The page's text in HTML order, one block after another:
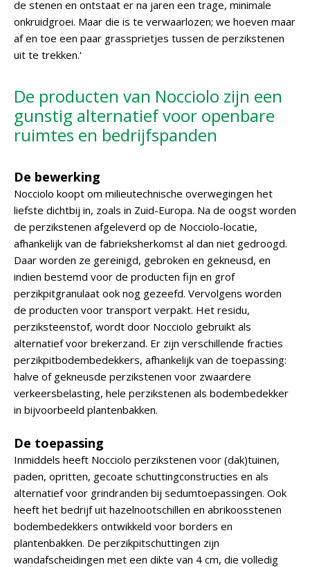
de stenen en ontstaat er na jaren een trage, minimale
onkruidgroei. Maar die is te verwaarlozen; we hoeven maar
af en toe een paar grassprietjes tussen de perzikstenen
uit te trekken.'
De producten van Nocciolo zijn een
gunstig alternatief voor openbare
ruimtes en bedrijfspanden
De bewerking
Nocciolo koopt om milieutechnische overwegingen het
liefste dichtbij in, zoals in Zuid-Europa. Na de oogst worden
de perzikstenen afgeleverd op de Nocciolo-locatie,
afhankelijk van de fabrieksherkomst al dan niet gedroogd.
Daar worden ze gereinigd, gebroken en gekneusd, en
indien bestemd voor de producten fijn en grof
perzikpitgranulaat ook nog gezeefd. Vervolgens worden
de producten voor transport verpakt. Het residu,
perziksteenstof, wordt door Nocciolo gebruikt als
alternatief voor brekerzand. Er zijn verschillende fracties
perzikpitbodembedekkers, afhankelijk van de toepassing:
halve of gekneusde perzikstenen voor zwaardere
verkeersbelasting, hele perzikstenen als bodembedekker
in bijvoorbeeld plantenbakken.
De toepassing
Inmiddels heeft Nocciolo perzikstenen voor (dak)tuinen,
paden, opritten, gecoate schuttingconstructies en als
alternatief voor grindranden bij sedumtoepassingen. Ook
heeft het bedrijf uit hazelnootschillen en abrikoosstenen
bodembedekkers ontwikkeld voor borders en
plantenbakken. De perzikpitschuttingen zijn
wandafscheidingen met een dikte van 4 cm, die volledig